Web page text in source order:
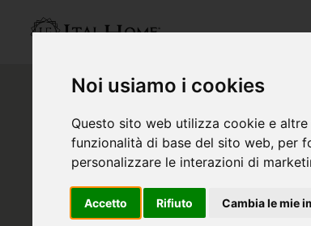
Noi usiamo i cookies
Questo sito web utilizza cookie e
funzionalità di base del sito web, per
personalizzare le interazioni di
Accetto Rifiuto Cambia le mie